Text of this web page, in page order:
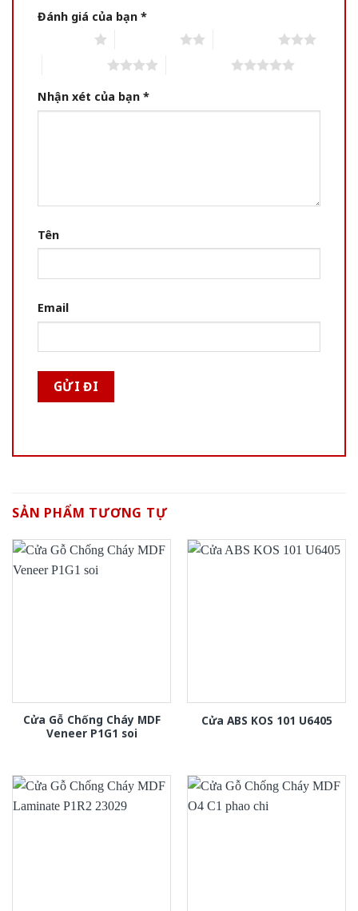
Đánh giá của bạn *
Nhận xét của bạn *
Tên
Email
SẢN PHẨM TƯƠNG TỰ
Cửa Gỗ Chống Cháy MDF
Veneer P1G1 soi
Cửa ABS KOS 101 U6405